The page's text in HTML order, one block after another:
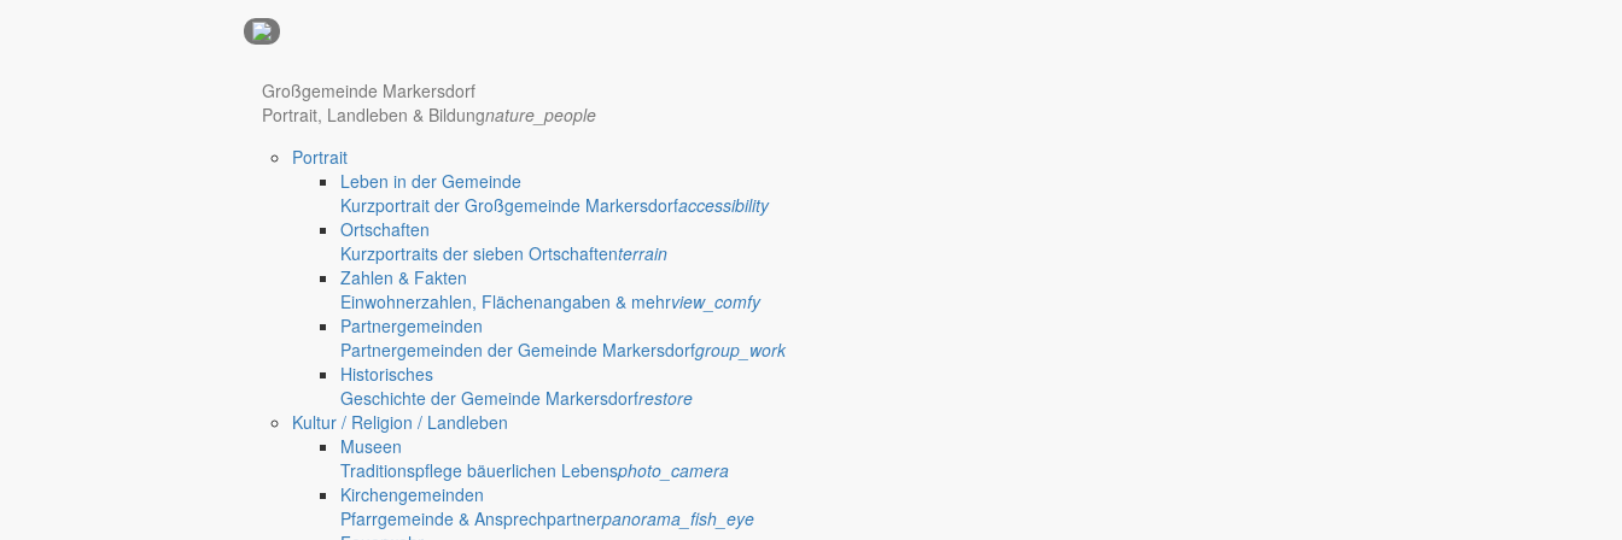
Hotel Nürnberg
Regional werben auf markersdorf.de! anzeigen@gemeinde-markersdorf.de
Großgemeinde Markersdorf
Portrait, Landleben & Bildungnature_people
Portrait
Leben in der Gemeinde
Kurzportrait der Großgemeinde Markersdorfaccessibility
Ortschaften
Kurzportraits der sieben Ortschaftenterrain
Zahlen & Fakten
Einwohnerzahlen, Flächenangaben & mehrview_comfy
Partnergemeinden
Partnergemeinden der Gemeinde Markersdorfgroup_work
Historisches
Geschichte der Gemeinde Markersdorfrestore
Kultur / Religion / Landleben
Museen
Traditionspflege bäuerlichen Lebensphoto_camera
Kirchengemeinden
Pfarrgemeinde & Ansprechpartnerpanorama_fish_eye
Deutsch-Paulsdorf
Jauernick-Buschbach